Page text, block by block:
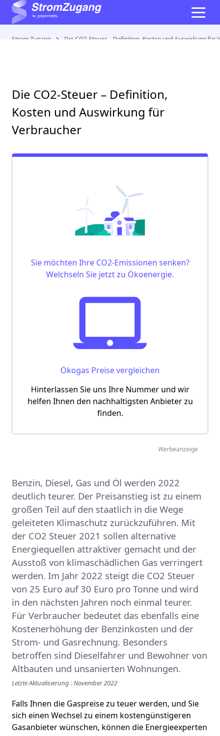
Strom Zugang Die CO2-Steuer – Definition, Kosten und Auswirkung für
Die CO2-Steuer – Definition,
Kosten und Auswirkung für
Verbraucher
Sie möchten Ihre CO2-Emissionen senken?
Welchseln Sie jetzt zu Ökoenergie.
Ökogas Preise vergleichen
Hinterlassen Sie uns Ihre Nummer und wir
helfen Ihnen den nachhaltigsten Anbieter zu
finden.
Werbeanzeige
Benzin, Diesel, Gas und Öl werden 2022
deutlich teurer. Der Preisanstieg ist zu einem
großen Teil auf den staatlich in die Wege
geleiteten Klimaschutz zurückzuführen. Mit
der CO2 Steuer 2021 sollen alternative
Energiequellen attraktiver gemacht und der
Ausstoß von klimaschädlichen Gas verringert
werden. Im Jahr 2022 steigt die CO2 Steuer
von 25 Euro auf 30 Euro pro Tonne und wird
in den nächsten Jahren noch einmal teurer.
Für Verbraucher bedeutet das ebenfalls eine
Kostenerhöhung der Benzinkosten und der
Strom- und Gasrechnung. Besonders
betroffen sind Dieselfahrer und Bewohner von
Altbauten und unsanierten Wohnungen.
Letzte Aktualisierung : November 2022
Falls Ihnen die Gaspreise zu teuer werden, und Sie
sich einen Wechsel zu einem kostengünstigeren
Gasanbieter wünschen, können die Energieexperten